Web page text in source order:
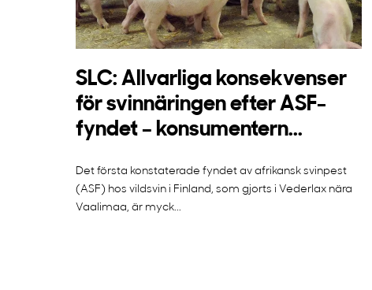
SLC: Allvarliga konsekvenser
för svinnäringen efter ASF-
fyndet – konsumentern...
Det första konstaterade fyndet av afrikansk svinpest
(ASF) hos vildsvin i Finland, som gjorts i Vederlax nära
Vaalimaa, är myck...